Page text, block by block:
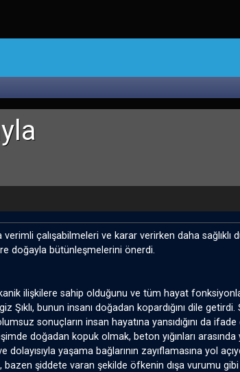
verimli çalışabilmeleri ve karar verirken daha
doğayla bütünleşmelerini önerdi.
ilişkilere sahip olduğunu ve tüm hayat
Şıklı, bunun insanı doğadan kopardığını dile
sonuçların insan hayatına yansıdığını da
doğadan kopuk olmak, beton yığınları
dolayısıyla yaşama bağlarının zayıflamasına yol
bazen şiddete varan şekilde öfkenin dışa vurumu